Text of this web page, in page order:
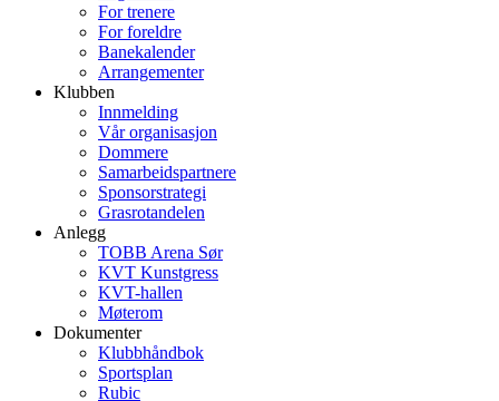
For trenere
For foreldre
Banekalender
Arrangementer
Klubben
Innmelding
Vår organisasjon
Dommere
Samarbeidspartnere
Sponsorstrategi
Grasrotandelen
Anlegg
TOBB Arena Sør
KVT Kunstgress
KVT-hallen
Møterom
Dokumenter
Klubbhåndbok
Sportsplan
Rubic